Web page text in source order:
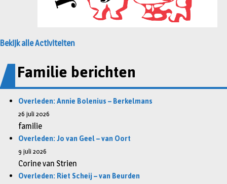
Bekijk alle Activiteiten
Familie berichten
Overleden: Annie Bolenius – Berkelmans
26 juli 2026
familie
Overleden: Jo van Geel – van Oort
9 juli 2026
Corine van Strien
Overleden: Riet Scheij – van Beurden